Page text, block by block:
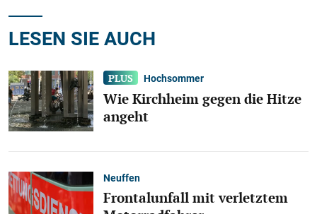
LESEN SIE AUCH
Hochsommer
Wie Kirchheim gegen die Hitze
angeht
Neuffen
Frontalunfall mit verletztem